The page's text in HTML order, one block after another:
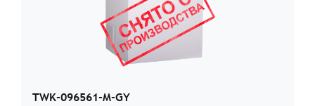
TWK-096561-M-GY